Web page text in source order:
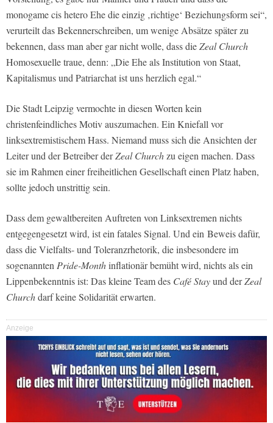
monogame cis hetero Ehe die einzig ‚richtige‘ Beziehungsform sei“,
verurteilt das Bekennerschreiben, um wenige Absätze später zu
bekennen, dass man aber gar nicht wolle, dass dieZeal Church
Homosexuelle traue, denn: „Die Ehe als Institution von Staat,
Kapitalismus und Patriarchat ist uns herzlich egal.“
Die Stadt Leipzig vermochte in diesen Worten kein
christenfeindliches Motiv auszumachen. Ein Kniefall vor
linksextremistischem Hass. Niemand muss sich die Ansichten der
Leiter und der Betreiber derZeal Churchzu eigen machen. Dass
sie im Rahmen einer freiheitlichen Gesellschaft einen Platz haben,
sollte jedoch unstrittig sein.
Dass dem gewaltbereiten Auftreten von Linksextremen nichts
entgegengesetzt wird, ist ein fatales Signal. Und ein Beweis dafür,
dass die Vielfalts- und Toleranzrhetorik, die insbesondere im
sogenannten Pride-Monthinflationär bemüht wird, nichts als ein
Lippenbekenntnis ist: Das kleine Team des Café Stayund derZeal
Churchdarf keine Solidarität erwarten.
Anzeige